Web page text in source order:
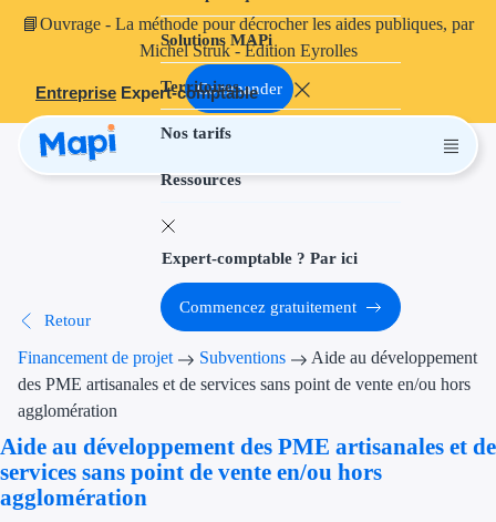
📘Ouvrage - La méthode pour décrocher les aides publiques, par
Michel Struk - Édition Eyrolles
Commander
Entreprise Expert-comptable
Solutions MAPi
Territoires
Nos tarifs
Ressources
Projets finançables
Aides à
Aides
Thématiques
Financement
Transition
Expert-comptable ? Par ici
Commencez gratuitement
Retour
Financement de projet Subventions
Aide au développement
des PME artisanales et de services sans point de vente en/ou hors
agglomération
Aide au développement des PME artisanales et de
services sans point de vente en/ou hors
agglomération